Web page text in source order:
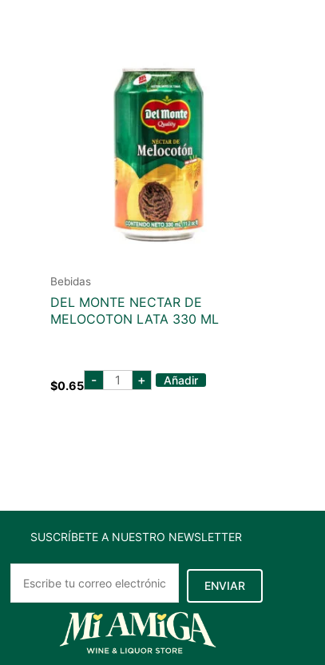
Bebidas
DEL MONTE NECTAR DE
MELOCOTON LATA 330 ML
$0.65 - del
monte
+ Añadir
SUSCRÍBETE A NUESTRO NEWSLETTER
ENVIAR